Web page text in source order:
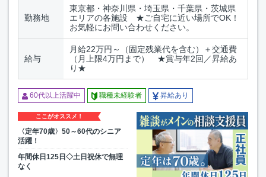
勤務地
東京都・神奈川県・埼玉県・千葉県・茨城県
エリアの各施設 ★ご自宅に近い場所でOK！
お気軽にお問い合わせください。
給与
月給22万円～（固定残業代を含む）＋交通費
（月上限4万円まで） ★賞与年2回／昇給あ
り★
60代以上活躍中 職種未経験者 昇給あり
ここがオススメ！
〈定年70歳〉50～60代のシニア
活躍！
年間休日125日◇土日祝休で無理
なく